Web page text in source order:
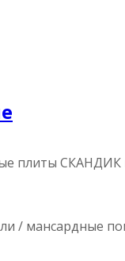
плиты СКАНДИК
/ мансардные